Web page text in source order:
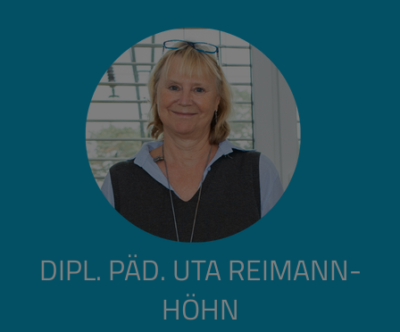
DIPL. PÄD. UTA REIMANN-
HÖHN